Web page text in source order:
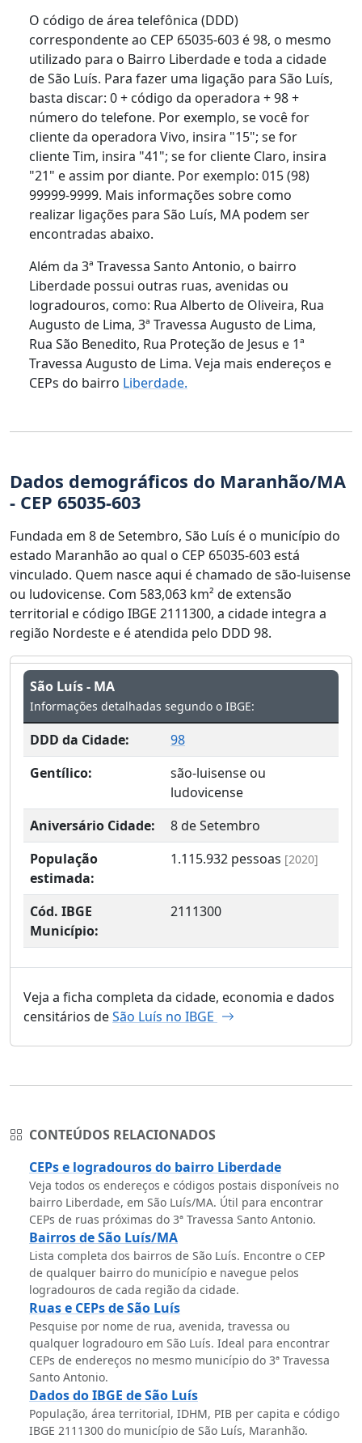
O código de área telefônica (DDD)
correspondente ao CEP 65035-603 é 98, o mesmo
utilizado para o Bairro Liberdade e toda a cidade
de São Luís. Para fazer uma ligação para São Luís,
basta discar: 0 + código da operadora + 98 +
número do telefone. Por exemplo, se você for
cliente da operadora Vivo, insira "15"; se for
cliente Tim, insira "41"; se for cliente Claro, insira
"21" e assim por diante. Por exemplo: 015 (98)
99999-9999. Mais informações sobre como
realizar ligações para São Luís, MA podem ser
encontradas abaixo.
Além da 3ª Travessa Santo Antonio, o bairro
Liberdade possui outras ruas, avenidas ou
logradouros, como: Rua Alberto de Oliveira, Rua
Augusto de Lima, 3ª Travessa Augusto de Lima,
Rua São Benedito, Rua Proteção de Jesus e 1ª
Travessa Augusto de Lima. Veja mais endereços e
CEPs do bairro Liberdade.
Dados demográficos do Maranhão/MA
- CEP 65035-603
Fundada em 8 de Setembro, São Luís é o município do
estado Maranhão ao qual o CEP 65035-603 está
vinculado. Quem nasce aqui é chamado de são-luisense
ou ludovicense. Com 583,063 km² de extensão
territorial e código IBGE 2111300, a cidade integra a
região Nordeste e é atendida pelo DDD 98.
São Luís - MA
Informações detalhadas segundo o IBGE:
DDD da Cidade:
98
Gentílico:
são-luisense ou
ludovicense
Aniversário Cidade:
8 de Setembro
População
estimada:
1.115.932 pessoas [2020]
Cód. IBGE
Município:
2111300
Veja a ficha completa da cidade, economia e dados
censitários deSão Luís no IBGE
CONTEÚDOS RELACIONADOS
CEPs e logradouros do bairro Liberdade
Veja todos os endereços e códigos postais disponíveis no
bairro Liberdade, em São Luís/MA. Útil para encontrar
CEPs de ruas próximas do 3ª Travessa Santo Antonio.
Bairros de São Luís/MA
Lista completa dos bairros de São Luís. Encontre o CEP
de qualquer bairro do município e navegue pelos
logradouros de cada região da cidade.
Ruas e CEPs de São Luís
Pesquise por nome de rua, avenida, travessa ou
qualquer logradouro em São Luís. Ideal para encontrar
CEPs de endereços no mesmo município do 3ª Travessa
Santo Antonio.
Dados do IBGE de São Luís
População, área territorial, IDHM, PIB per capita e código
IBGE 2111300 do município de São Luís, Maranhão.